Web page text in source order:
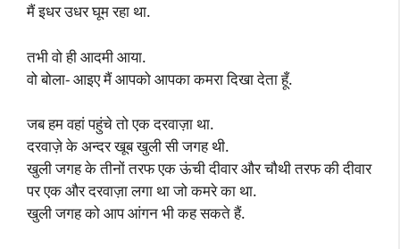
मैं इधर उधर घूम रहा था.
तभी वो ही आदमी आया.
वो बोला- आइए मैं आपको आपका कमरा दिखा देता हूँ.
जब हम वहां पहुंचे तो एक दरवाज़ा था.
दरवाज़े के अन्दर खूब खुली सी जगह थी.
खुली जगह के तीनों तरफ एक ऊंची दीवार और चौथी तरफ की दीवार
पर एक और दरवाज़ा लगा था जो कमरे का था.
खुली जगह को आप आंगन भी कह सकते हैं.